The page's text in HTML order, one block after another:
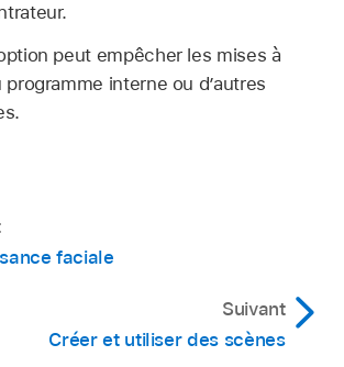
peut empêcher les mises à
programme interne ou d’autres
faciale
Suivant
Créer et utiliser des scènes